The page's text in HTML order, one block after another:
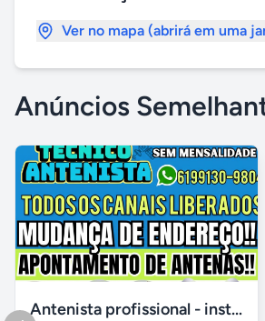
Ver no mapa (abrirá em uma
Anúncios
Antenista profissional - instalador de antena digital no df